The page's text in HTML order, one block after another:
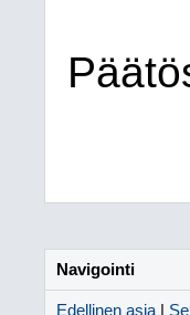
Navigointi
Edellinen asia